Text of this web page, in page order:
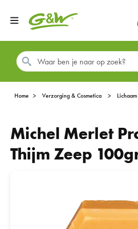
Home Verzorging & Cosmetica Lichaam
Michel Merlet
Thijm Zeep